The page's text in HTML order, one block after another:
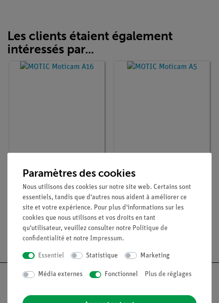
Les clients étaient également
intéressés par...
MOTIC Moticam A16 MOTIC Moticam A5
Livraison gratuite à partir de 300,- €.
Paramètres des cookies
Nous utilisons des cookies sur notre site web. Certains sont
essentiels, tandis que d'autres nous aident à améliorer ce
site et votre expérience. Pour plus d'informations sur les
cookies que nous utilisons et vos droits en tant
qu'utilisateur, veuillez consulter notre Politique de
confidentialité et notre Impressum.
Essentiel Statistique Marketing
Média externes Fonctionnel Plus de réglages